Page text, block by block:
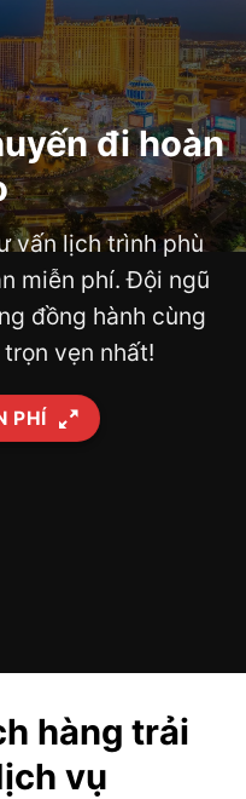
đi hoàn
vấn lịch trình phù
miễn phí. Đội ngũ
đồng hành cùng
vẹn nhất!
PHÍ
hàng trải
vụ